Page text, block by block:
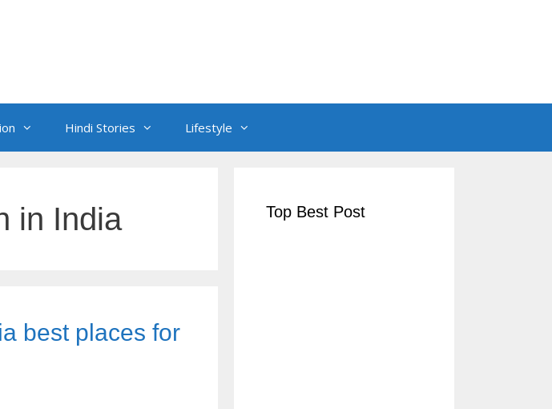
Hindi Stories Lifestyle
in India
best places for
Top Best Post